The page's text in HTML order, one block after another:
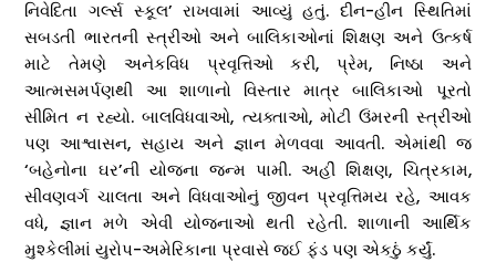
નિવેદિતા ગર્લ્સ સ્કૂલ’ રાખવામાં આવ્યું હતું. દીન-હીન સ્થિતિમાં
સબડતી ભારતની સ્ત્રીઓ અને બાલિકાઓનાં શિક્ષણ અને ઉત્કર્ષ
માટે તેમણે અનેકવિધ પ્રવૃત્તિઓ કરી, પ્રેમ, નિષ્ઠા અને
આત્મસમર્પણથી આ શાળાનો વિસ્તાર માત્ર બાલિકાઓ પૂરતો
સીમિત ન રહ્યો. બાલવિધવાઓ, ત્યક્તાઓ, મોટી ઉંમરની સ્ત્રીઓ
પણ આશ્વાસન, સહાય અને જ્ઞાન મેળવવા આવતી. એમાંથી જ
‘બહેનોના ઘર’ની યોજના જન્મ પામી. અહીં શિક્ષણ, ચિત્રકામ,
સીવણવર્ગ ચાલતા અને વિધવાઓનું જીવન પ્રવૃત્તિમય રહે, આવક
વધે, જ્ઞાન મળે એવી યોજનાઓ થતી રહેતી. શાળાની આર્થિક
મુશ્કેલીમાં યુરોપ-અમેરિકાના પ્રવાસે જઈ ફંડ પણ એકઠું કર્યું.